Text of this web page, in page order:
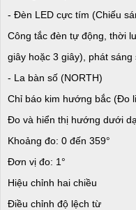
- Đèn LED cực tím (Chiếu
Công tắc đèn tự động, thời
giây hoặc 3 giây), phát sáng
- La bàn số (NORTH)
Chỉ báo kim hướng bắc (Đo
Đo và hiển thị hướng dưới
Khoảng đo: 0 đến 359°
Đơn vị đo: 1°
Hiệu chỉnh hai chiều
Điều chỉnh độ lệch từ